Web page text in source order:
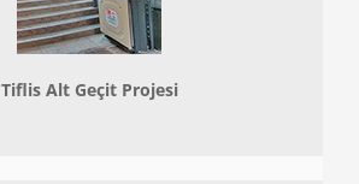
Tiflis Alt Geçit Projesi